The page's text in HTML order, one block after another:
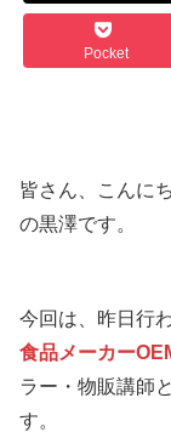
Pocket
皆さん、こんに
の黒澤です。
今回は、昨日行
食品メーカー
ラー・物販講師
す。